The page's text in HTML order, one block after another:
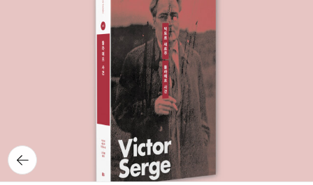
뒤로가
기